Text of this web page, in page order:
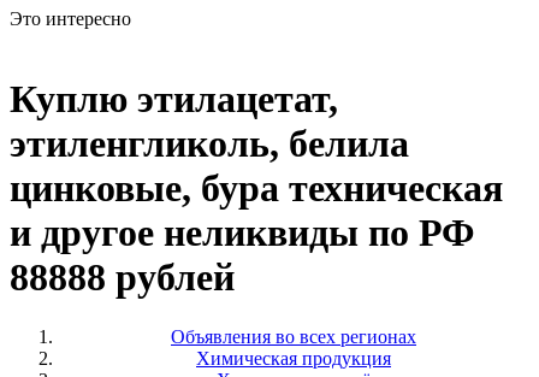
Это интересно
Куплю этилацетат,
этиленгликоль, белила
цинковые, бура техническая
и другое неликвиды по РФ
88888 рублей
Объявления во всех регионах
Химическая продукция